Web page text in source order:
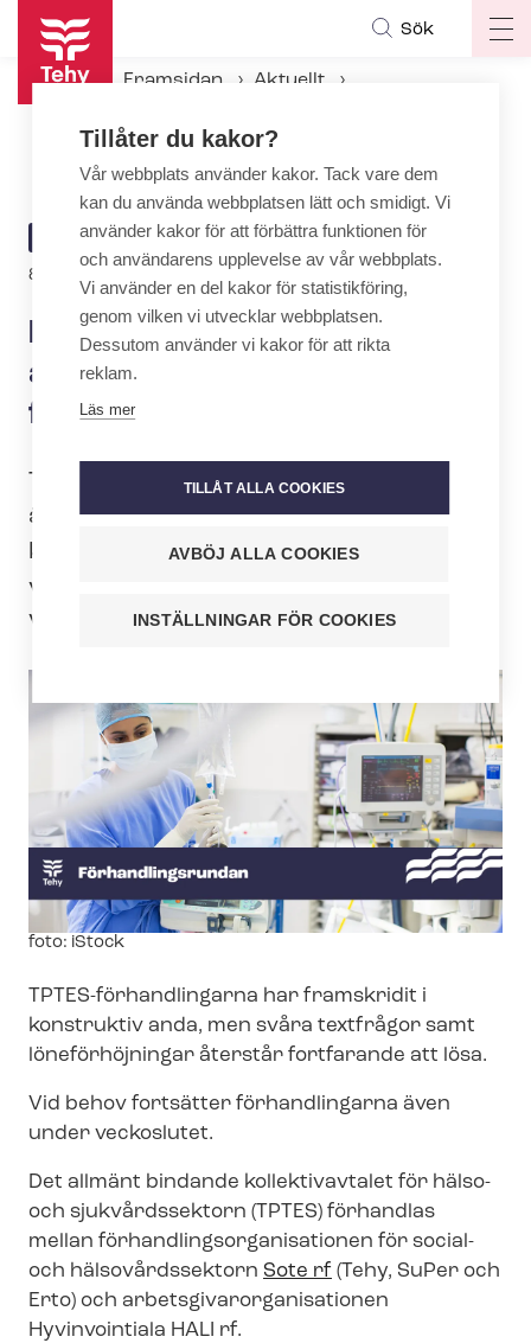
Hoppa
huvudinnehåll
Sök
Framsidan
Aktuellt
ARTICLE
CATEGORY
AKTUELLT
8.5.2026 | 15:47
Det finns fortfarande frågor
att lösa i TPTES-​
förhandlingarna
Tehy, SuPer och Erto (Sote rf) fortsätter
även i dag (8.5.) förhandlingarna om
kollektivavtalet för häl­so­vårds­ser­
vicebran­schen (TPTES) med
Välfärdsbranschen Hali rf.
Image
foto: iStock
TPTES-​förhandlingarna har framskridit i
konstruktiv anda, men svåra textfrågor samt
löneförhöjningar återstår fortfarande att lösa.
Vid behov fortsätter förhandlingarna även
under veckoslutet.
Det allmänt bindande kollektivavtalet för hälso-
och sjukvårdssektorn (TPTES) förhandlas
mellan för­hand­lings­or­ga­ni­sa­tio­nen för social-
och hälsovårdssektorn Sote rf (Tehy, SuPer och
Erto) och ar­bets­gi­var­or­ga­ni­sa­tio­nen
Hyvinvointiala HALI rf.
Tillåter du kakor?
Vår webbplats använder kakor. Tack vare dem
kan du använda webbplatsen lätt och smidigt. Vi
använder kakor för att förbättra funktionen för
och användarens upplevelse av vår webbplats.
Vi använder en del kakor för statistikföring,
genom vilken vi utvecklar webbplatsen.
Dessutom använder vi kakor för att rikta
reklam.
Läs mer
TILLÅT ALLA COOKIES
AVBÖJ ALLA COOKIES
INSTÄLLNINGAR FÖR COOKIES